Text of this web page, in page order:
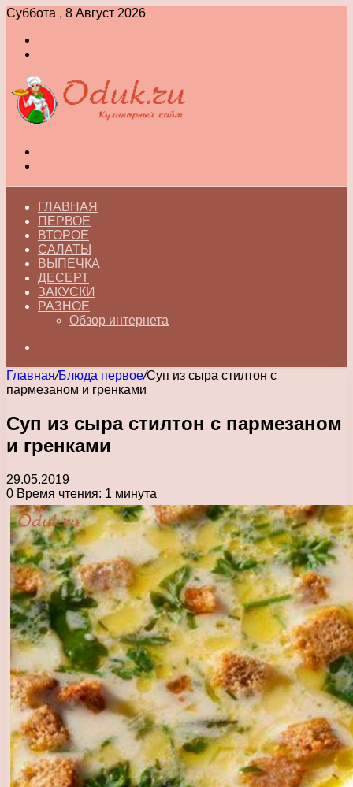
Суббота , 8 Август 2026
ГЛАВНАЯ
ПЕРВОЕ
ВТОРОЕ
САЛАТЫ
ВЫПЕЧКА
ДЕСЕРТ
ЗАКУСКИ
РАЗНОЕ
Обзор интернета
Главная/Блюда первое/Суп из сыра стилтон с
пармезаном и гренками
Суп из сыра стилтон с пармезаном
и гренками
29.05.2019
0 Время чтения: 1 минута